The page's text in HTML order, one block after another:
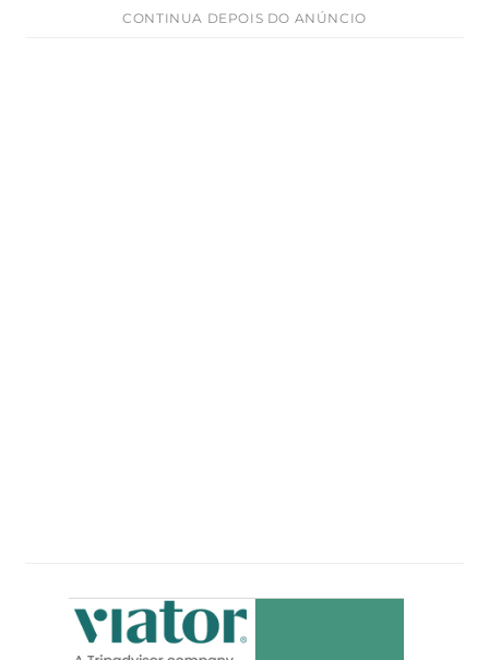
CONTINUA DEPOIS DO ANÚNCIO